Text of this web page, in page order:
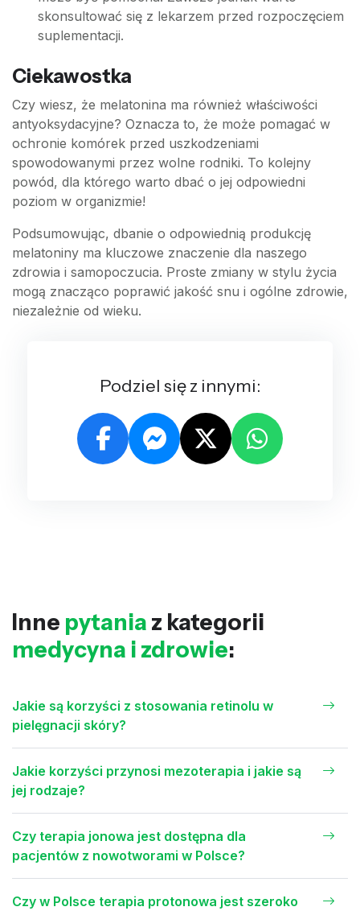
skonsultować się z lekarzem przed rozpoczęciem
suplementacji.
Ciekawostka
Czy wiesz, że melatonina ma również właściwości
antyoksydacyjne? Oznacza to, że może pomagać w
ochronie komórek przed uszkodzeniami
spowodowanymi przez wolne rodniki. To kolejny
powód, dla którego warto dbać o jej odpowiedni
poziom w organizmie!
Podsumowując, dbanie o odpowiednią produkcję
melatoniny ma kluczowe znaczenie dla naszego
zdrowia i samopoczucia. Proste zmiany w stylu życia
mogą znacząco poprawić jakość snu i ogólne zdrowie,
niezależnie od wieku.
Podziel się z innymi:
Inne pytania z kategorii
medycyna i zdrowie:
Jakie są korzyści z stosowania retinolu w
pielęgnacji skóry?
Jakie korzyści przynosi mezoterapia i jakie są
jej rodzaje?
Czy terapia jonowa jest dostępna dla
pacjentów z nowotworami w Polsce?
Czy w Polsce terapia protonowa jest szeroko